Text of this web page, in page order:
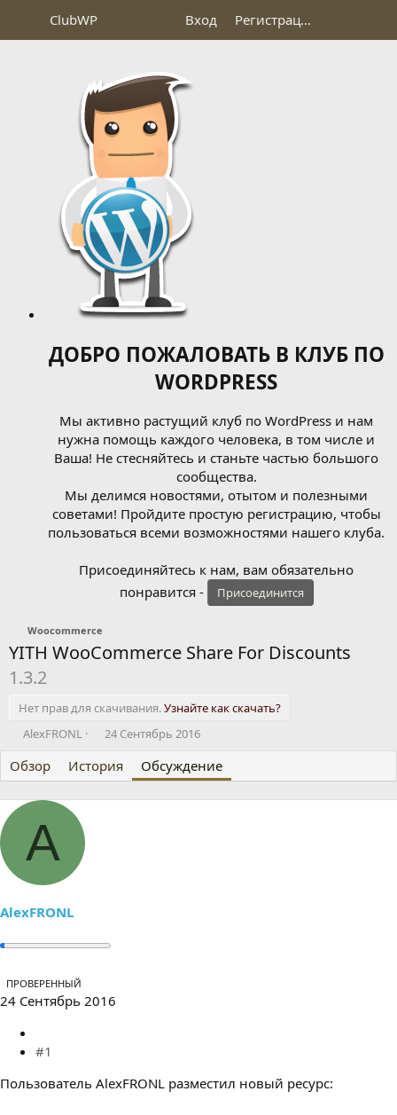
ClubWP Вход Регистрация
ДОБРО ПОЖАЛОВАТЬ В КЛУБ ПО
WORDPRESS
Мы активно растущий клуб по WordPress и нам
нужна помощь каждого человека, в том числе и
Ваша! Не стесняйтесь и станьте частью большого
сообщества.
Мы делимся новостями, отытом и полезными
советами! Пройдите простую регистрацию, чтобы
пользоваться всеми возможностями нашего клуба.
Присоединяйтесь к нам, вам обязательно
понравится -
Присоединится
Woocommerce
YITH WooCommerce Share For Discounts
1.3.2
Нет прав для скачивания.Узнайте как скачать?
А
т
о
р
м
ы
AlexFRONL
Д
т
а
н
24 Сентябрь 2016
Обзор История Обсуждение
A
AlexFRONL
ПРОВЕРЕННЫЙ
24 Сентябрь 2016
#1
Пользователь AlexFRONL разместил новый ресурс: